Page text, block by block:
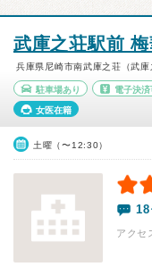
武庫之荘駅前
兵庫県尼崎市南武庫之荘（武庫
駐車場あり 電子決済
女医在籍
土曜（〜12:30）
アク